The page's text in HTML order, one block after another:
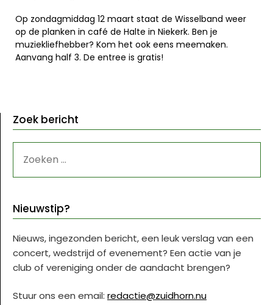
Op zondagmiddag 12 maart staat de Wisselband weer
op de planken in café de Halte in Niekerk. Ben je
muziekliefhebber? Kom het ook eens meemaken.
Aanvang half 3. De entree is gratis!
Zoek bericht
NAAR:
Nieuwstip?
Nieuws, ingezonden bericht, een leuk verslag van een
concert, wedstrijd of evenement? Een actie van je
club of vereniging onder de aandacht brengen?
Stuur ons een email: redactie@zuidhorn.nu